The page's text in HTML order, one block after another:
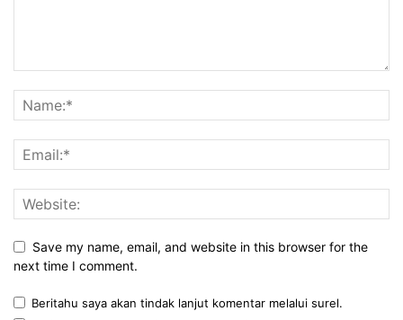
Save my name, email, and website in this browser for the
next time I comment.
Beritahu saya akan tindak lanjut komentar melalui surel.